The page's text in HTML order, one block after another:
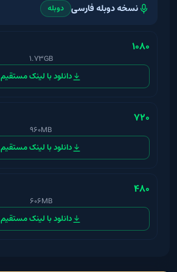
نسخه دوبله فارسی دوبله
۱۰۸۰
1.73GB
دانلود با لینک مستقیم
۷۲۰
960MB
دانلود با لینک مستقیم
۴۸۰
606MB
دانلود با لینک مستقیم